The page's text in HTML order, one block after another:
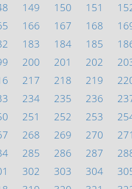
149 150 151
166 167 168
183 184 185
200 201 202
217 218 219
234 235 236
251 252 253
268 269 270 271
285 286 287
302 303 304